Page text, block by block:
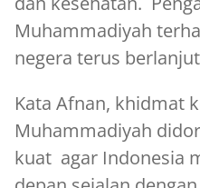
Muhammadiyah
negera terus
Kata Afnan, khidmat
Muhammadiyah
kuat agar Indonesia